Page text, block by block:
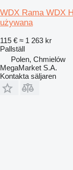
WDX Rama WDX
używana
115 € ≈ 1 263 kr
Pallställ
Polen, Chmielów
MegaMarket S.A.
Kontakta säljaren